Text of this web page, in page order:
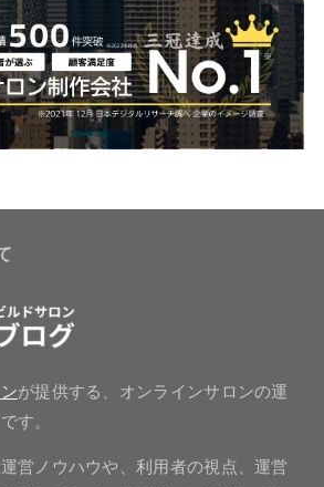
が提供する、オンラインサロンの運
す。
営ノウハウや、利用者の視点、運営